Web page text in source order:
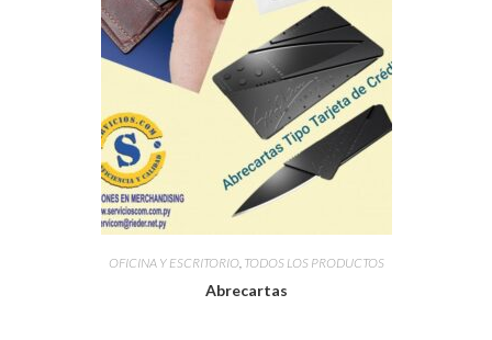
OFICINA Y ESCRITORIO, TODOS LOS PRODUCTOS
Abrecartas